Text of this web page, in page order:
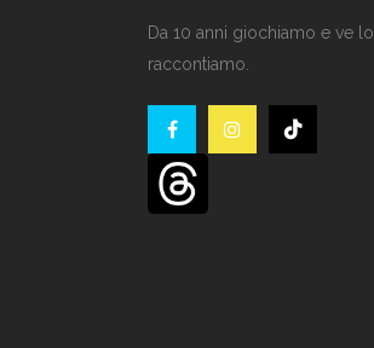
Da 10 anni giochiamo e ve lo
raccontiamo.